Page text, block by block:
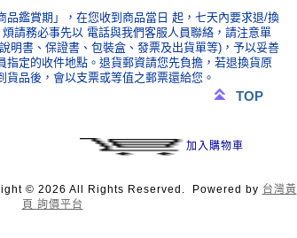
品鑑賞期」，在您收到商品當日 起，七天內要求退/換
請務必事先以 電話與我們客服人員聯絡，請注意單
明書、保證書、包裝盒、發票及出貨單等)，予以妥善
定的收件地點。退貨郵資請您先負擔，若退換貨原
品後，會以支票或等值之郵票還給您。
TOP
加入購物車
© 2026 All Rights Reserved. Powered by 台灣黃
頁 詢價平台